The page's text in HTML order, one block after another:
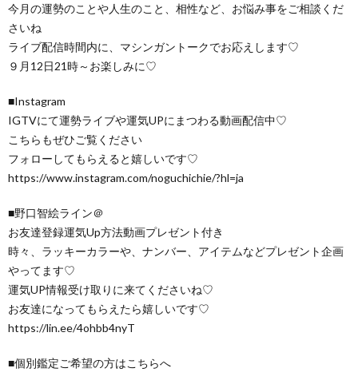
今月の運勢のことや人生のこと、相性など、お悩み事をご相談くだ
さいね
ライブ配信時間内に、マシンガントークでお応えします♡
９月12日21時～お楽しみに♡
■Instagram
IGTVにて運勢ライブや運気UPにまつわる動画配信中♡
こちらもぜひご覧ください
フォローしてもらえると嬉しいです♡
https://www.instagram.com/noguchichie/?hl=ja
■野口智絵ライン＠
お友達登録運気Up方法動画プレゼント付き
時々、ラッキーカラーや、ナンバー、アイテムなどプレゼント企画
やってます♡
運気UP情報受け取りに来てくださいね♡
お友達になってもらえたら嬉しいです♡
https://lin.ee/4ohbb4nyT
■個別鑑定ご希望の方はこちらへ